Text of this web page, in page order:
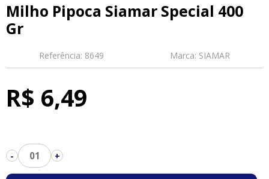
Milho Pipoca Siamar Special 400
Gr
Referência: 8649 Marca: SIAMAR
R$ 6,49
- 01 +